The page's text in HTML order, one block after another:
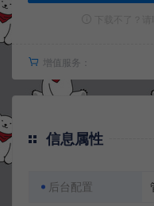
增值服务：
信息属性
后台配置